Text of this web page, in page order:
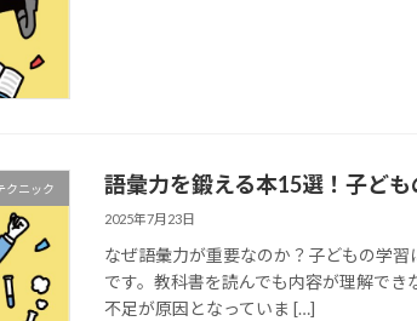
クニック 語彙力を鍛える本15選！子ど
2025年7月23日
なぜ語彙力が重要なのか？子どもの学
です。教科書を読んでも内容が理解で
不足が原因となっていま […]